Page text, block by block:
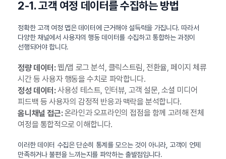
2-1. 고객 여정 데이터를 수집하는 방법
정확한 고객 여정 맵은 데이터에 근거해야 설득력을 가집니다. 따라서
다양한 채널에서 사용자의 행동 데이터를 수집하고 통합하는 과정이
선행되어야 합니다.
정량 데이터:웹/앱 로그 분석, 클릭스트림, 전환율, 페이지 체류
시간 등 사용자 행동을 수치로 파악합니다.
정성 데이터:사용성 테스트, 인터뷰, 고객 설문, 소셜 미디어
피드백 등 사용자의 감정적 반응과 맥락을 분석합니다.
옴니채널 접근:온라인과 오프라인의 접점을 함께 고려해 전체
여정을 통합적으로 이해합니다.
이러한 데이터 수집은 단순히 통계를 모으는 것이 아니라, 고객이 언제
만족하거나 불편을 느끼는지를 파악하는 출발점입니다.